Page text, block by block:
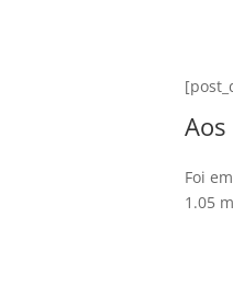
Foi
1.05